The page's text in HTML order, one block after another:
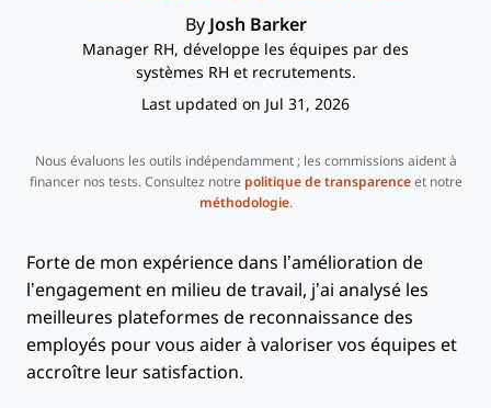
By Josh Barker
Manager RH, développe les équipes par des
systèmes RH et recrutements.
Last updated on Jul 31, 2026
Nous évaluons les outils indépendamment ; les commissions aident à
financer nos tests. Consultez notre politique de transparenceet notre
méthodologie.
Forte de mon expérience dans l’amélioration de
l’engagement en milieu de travail, j’ai analysé les
meilleures plateformes de reconnaissance des
employés pour vous aider à valoriser vos équipes et
accroître leur satisfaction.